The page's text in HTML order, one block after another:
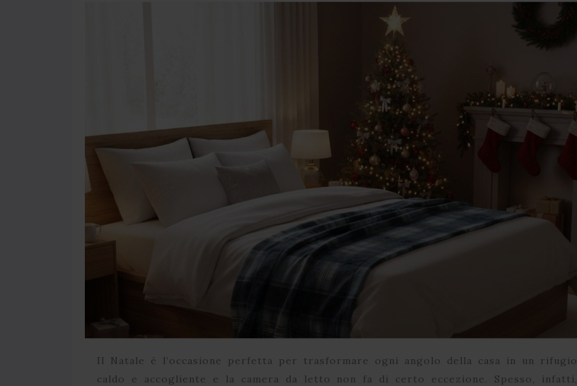
Il Natale è l’occasione perfetta per trasformare ogni angolo della casa in un rifugio
caldo e accogliente e la camera da letto non fa di certo eccezione. Spesso, infatti,